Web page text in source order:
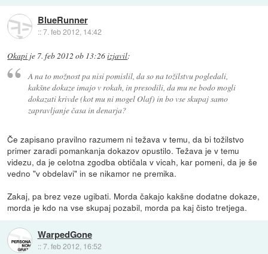
BlueRunner
::7. feb 2012, 14:42
Okapi je 7. feb 2012 ob 13:26izjavil:
A na to možnost pa nisi pomislil, da so na tožilstvu pogledali,
kakšne dokaze imajo v rokah, in presodili, da mu ne bodo mogli
dokazati krivde (kot mu ni mogel Olaf) in bo vse skupaj samo
zapravljanje časa in denarja?
Če zapisano pravilno razumem ni težava v temu, da bi tožilstvo
primer zaradi pomankanja dokazov opustilo. Težava je v temu
videzu, da je celotna zgodba obtičala v vicah, kar pomeni, da je še
vedno "v obdelavi" in se nikamor ne premika.
Zakaj, pa brez veze ugibati. Morda čakajo kakšne dodatne dokaze,
morda je kdo na vse skupaj pozabil, morda pa kaj čisto tretjega.
WarpedGone
::7. feb 2012, 16:52